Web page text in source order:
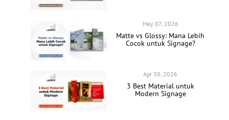
May 07, 2026
Matte vs Glossy: Mana Lebih
Cocok untuk Signage?
Apr 30, 2026
3 Best Material untuk
Modern Signage